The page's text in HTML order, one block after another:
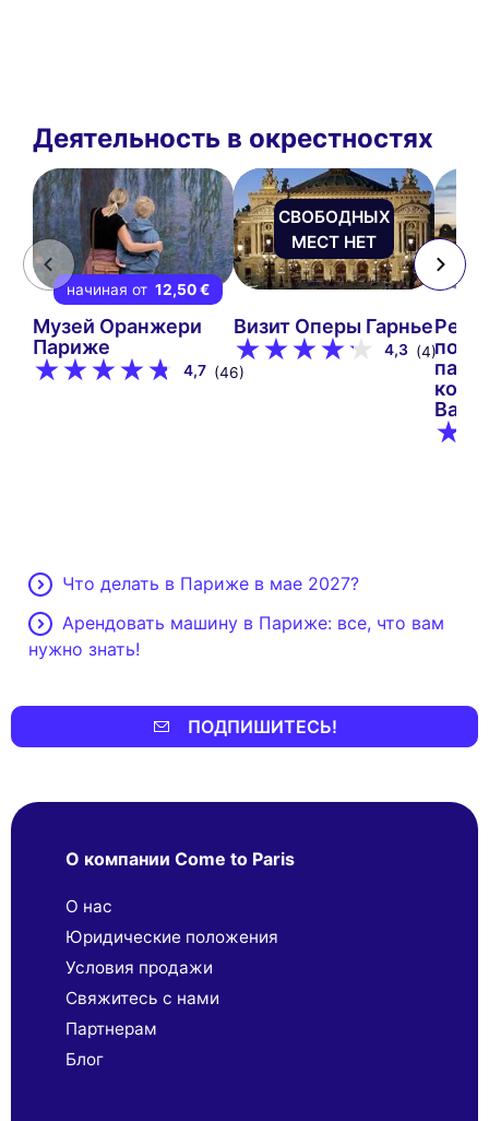
Деятельность в окрестностях
начиная от 12,50 €
Музей Оранжери
Париже
4,7 (46)
СВОБОДНЫХ
МЕСТ НЕТ
Визит Оперы Гарнье
4,3 (4)по
Что делать в Париже в мае 2027?
Арендовать машину в Париже: все, что вам
нужно знать!
ПОДПИШИТЕСЬ!
О компании Come to Paris
О нас
Юридические положения
Условия продажи
Свяжитесь с нами
Партнерaм
Блог